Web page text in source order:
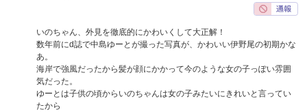
いのちゃん、外見を徹底的にかわいくして大正解！
数年前にd誌で中島ゆーとが撮った写真が、かわいい伊野尾の初期かな
あ。
海岸で強風だったから髪が顔にかかって今のような女の子っぽい雰囲
気だった。
ゆーとは子供の頃からいのちゃんは女の子みたいにきれいと言ってい
たから